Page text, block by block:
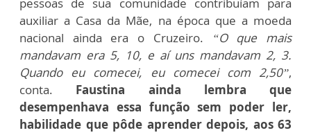
auxiliar a Casa da Mãe, na época que a moeda
nacional ainda era o Cruzeiro.
“O que mais
mandavam era 5, 10, e aí uns mandavam 2, 3.
Quando eu comecei, eu comecei com 2,50”,
conta. Faustina ainda lembra que
desempenhava essa função sem poder ler,
habilidade que pôde aprender depois, aos 63